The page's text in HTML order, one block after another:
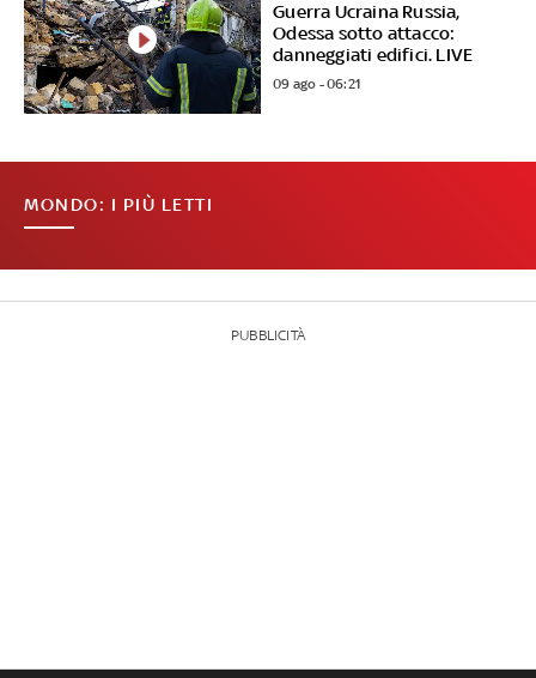
Guerra Ucraina Russia,
Odessa sotto attacco:
danneggiati edifici. LIVE
09 ago - 06:21
MONDO: I PIÙ LETTI
PUBBLICITÀ